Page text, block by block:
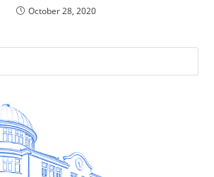
October 28, 2020